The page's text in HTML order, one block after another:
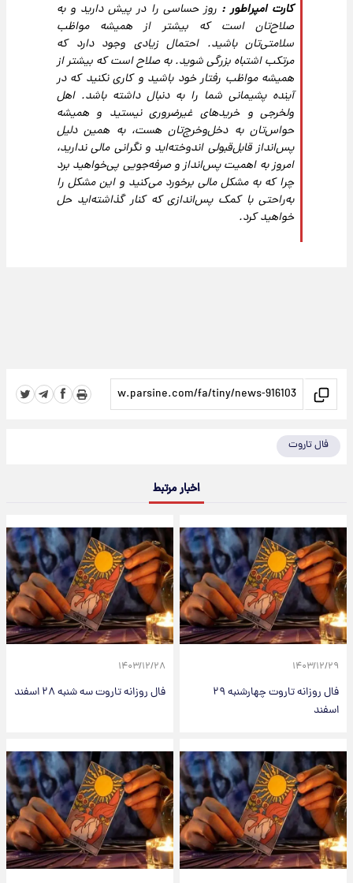
کارت امپراطور : روز حساسی را در پیش دارید و به
صلاح‌تان است که بیشتر از همیشه مواظب
سلامتی‌تان باشید. احتمال زیادی وجود دارد که
مرتکب اشتباه بزرگی شوید. به صلاح است که بیشتر از
همیشه مواظب رفتار خود باشید و کاری نکنید که در
آینده پشیمانی شما را به دنبال داشته باشد. اهل‌
ولخرجی و خرید‌های غیرضروری نیستید و همیشه
حوا‌س‌تان به دخل‌و‌خرج‌تان هست، به همین دلیل
پس‌انداز قابل‌قبولی اندوخته‌اید و نگرانی مالی ندارید،
امروز به اهمیت پس‌انداز و صرفه‌جویی پی‌خواهید برد
چرا که به مشکل مالی برخورد می‌کنید و این مشکل را
به‌راحتی با کمک پس‌اندازی که کنار گذاشته‌اید حل
خواهید کرد.
فال تاروت
اخبار مرتبط
۱۴۰۳/۱۲/۲۹
فال روزانه تاروت چهارشنبه ۲۹
اسفند
۱۴۰۳/۱۲/۲۸
فال روزانه تاروت سه شنبه ۲۸ اسفند